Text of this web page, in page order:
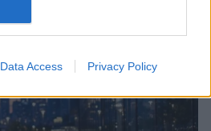
Data Access Privacy Policy